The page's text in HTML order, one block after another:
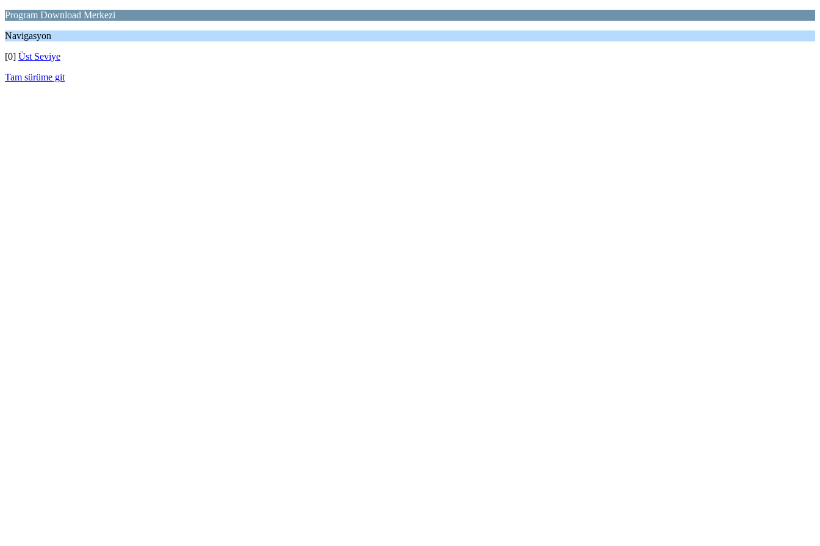
Program Download Merkezi
Navigasyon
[0] Üst Seviye
Tam sürüme git